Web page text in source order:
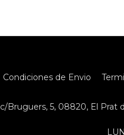
Condiciones de Envio
c/Bruguers, 5, 08820, El Prat